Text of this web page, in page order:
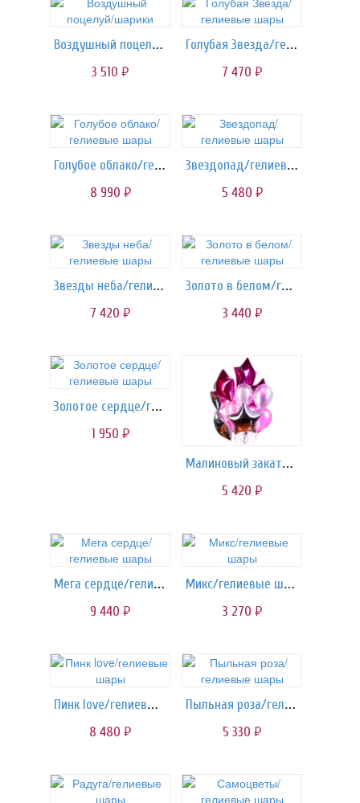
Воздушный поцелуй/шарики
3 510 руб.
Голубая Звезда/гелиевые шары
7 470 руб.
Голубое облако/гелиевые шары
8 990 руб.
Звездопад/гелиевые шары
5 480 руб.
Звезды неба/гелиевые шары
7 420 руб.
Золото в белом/гелиевые шары
3 440 руб.
Золотое сердце/гелиевые шары
1 950 руб.
Малиновый закат/шары
5 420 руб.
Мега сердце/гелиевые шары
9 440 руб.
Микс/гелиевые шары
3 270 руб.
Пинк love/гелиевые шары
8 480 руб.
Пыльная роза/гелиевые шары
5 330 руб.